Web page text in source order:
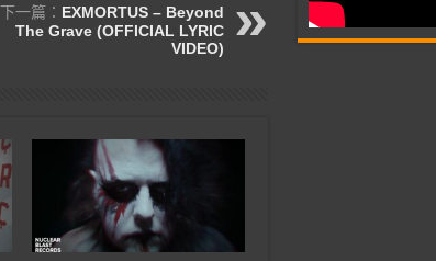
下一篇： EXMORTUS – Beyond
The Grave (OFFICIAL LYRIC
VIDEO)